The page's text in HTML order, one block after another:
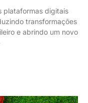
plataformas digitais
transformações
e abrindo um novo